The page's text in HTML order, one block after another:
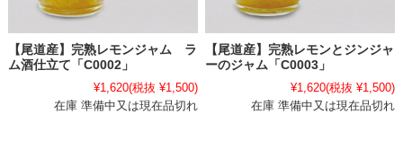
【尾道産】完熟レモンジャム ラ
ム酒仕立て「C0002」
¥1,620(税抜 ¥1,500)
在庫 準備中又は現在品切れ
【尾道産】完熟レモンとジンジャ
ーのジャム「C0003」
¥1,620(税抜 ¥1,500)
在庫 準備中又は現在品切れ